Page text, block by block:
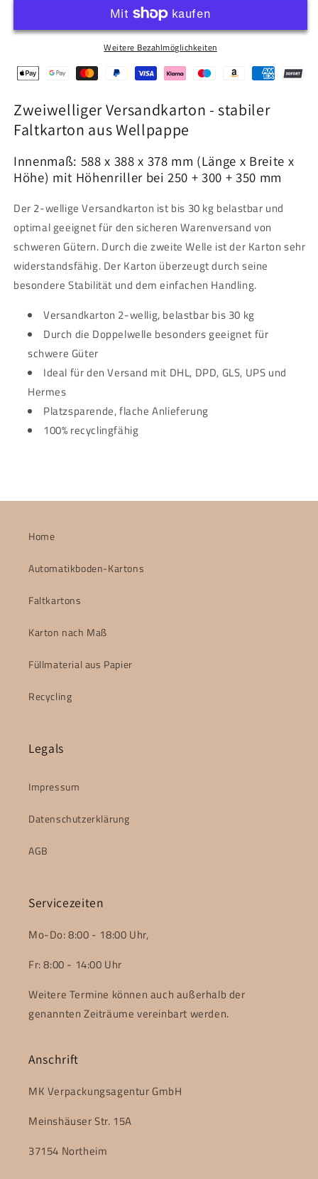
Weitere Bezahlmöglichkeiten
Zweiwelliger Versandkarton - stabiler
Faltkarton aus Wellpappe
Innenmaß: 588 x 388 x 378 mm (Länge x Breite x
Höhe) mit Höhenriller bei 250 + 300 + 350 mm
Der 2-wellige Versandkarton ist bis 30 kg belastbar und
optimal geeignet für den sicheren Warenversand von
schweren Gütern. Durch die zweite Welle ist der Karton sehr
widerstandsfähig. Der Karton überzeugt durch seine
besondere Stabilität und dem einfachen Handling.
Versandkarton 2-wellig, belastbar bis 30 kg
Durch die Doppelwelle besonders geeignet für
schwere Güter
Ideal für den Versand mit DHL, DPD, GLS, UPS und
Hermes
Platzsparende, flache Anlieferung
100% recyclingfähig
Home
Automatikboden-Kartons
Faltkartons
Karton nach Maß
Füllmaterial aus Papier
Recycling
Legals
Impressum
Datenschutzerklärung
AGB
Servicezeiten
Mo-Do: 8:00 - 18:00 Uhr,
Fr: 8:00 - 14:00 Uhr
Weitere Termine können auch außerhalb der
genannten Zeiträume vereinbart werden.
Anschrift
MK Verpackungsagentur GmbH
Meinshäuser Str. 15A
37154 Northeim